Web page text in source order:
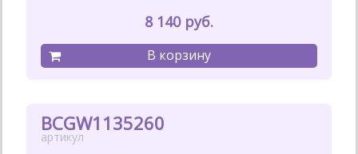
8 140
BCGW1135260